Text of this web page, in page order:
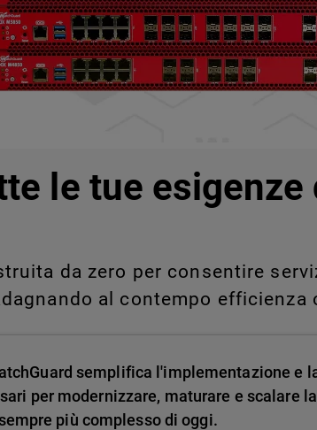
Shadow
scala.
le tue esigenze
da zero per consentire
al contempo efficienza
semplifica l'implementazione e
per modernizzare, maturare e scalare
più complesso di oggi.